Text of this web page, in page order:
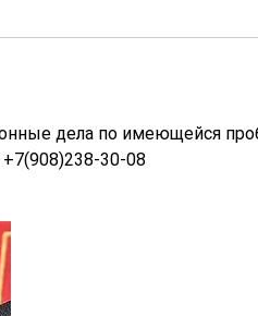
дела по имеющейся